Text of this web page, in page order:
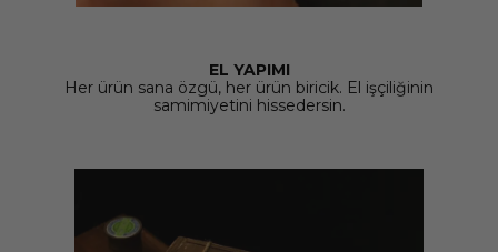
EL YAPIMI
Her ürün sana özgü, her ürün biricik. El işçiliğinin
samimiyetini hissedersin.